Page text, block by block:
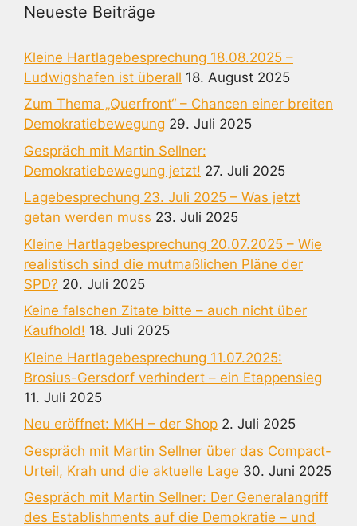
Neueste Beiträge
Kleine Hartlagebesprechung 18.08.2025 –
Ludwigshafen ist überall 18. August 2025
Zum Thema „Querfront“ – Chancen einer breiten
Demokratiebewegung 29. Juli 2025
Gespräch mit Martin Sellner:
Demokratiebewegung jetzt! 27. Juli 2025
Lagebesprechung 23. Juli 2025 – Was jetzt
getan werden muss 23. Juli 2025
Kleine Hartlagebesprechung 20.07.2025 – Wie
realistisch sind die mutmaßlichen Pläne der
SPD? 20. Juli 2025
Keine falschen Zitate bitte – auch nicht über
Kaufhold! 18. Juli 2025
Kleine Hartlagebesprechung 11.07.2025:
Brosius-Gersdorf verhindert – ein Etappensieg
11. Juli 2025
Neu eröffnet: MKH – der Shop 2. Juli 2025
Gespräch mit Martin Sellner über das Compact-
Urteil, Krah und die aktuelle Lage 30. Juni 2025
Gespräch mit Martin Sellner: Der Generalangriff
des Establishments auf die Demokratie – und